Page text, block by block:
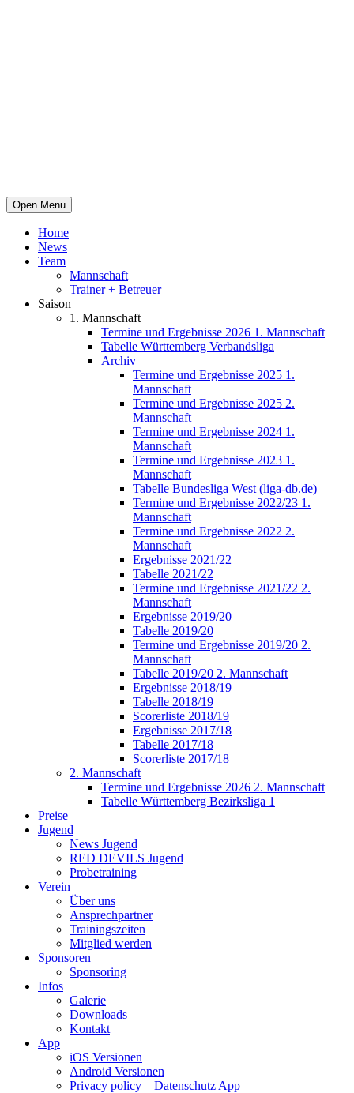
Open Menu
Home
News
Team
Mannschaft
Trainer + Betreuer
Saison
1. Mannschaft
Termine und Ergebnisse 2026 1. Mannschaft
Tabelle Württemberg Verbandsliga
Archiv
Termine und Ergebnisse 2025 1.
Mannschaft
Termine und Ergebnisse 2025 2.
Mannschaft
Termine und Ergebnisse 2024 1.
Mannschaft
Termine und Ergebnisse 2023 1.
Mannschaft
Tabelle Bundesliga West (liga-db.de)
Termine und Ergebnisse 2022/23 1.
Mannschaft
Termine und Ergebnisse 2022 2.
Mannschaft
Ergebnisse 2021/22
Tabelle 2021/22
Termine und Ergebnisse 2021/22 2.
Mannschaft
Ergebnisse 2019/20
Tabelle 2019/20
Termine und Ergebnisse 2019/20 2.
Mannschaft
Tabelle 2019/20 2. Mannschaft
Ergebnisse 2018/19
Tabelle 2018/19
Scorerliste 2018/19
Ergebnisse 2017/18
Tabelle 2017/18
Scorerliste 2017/18
2. Mannschaft
Termine und Ergebnisse 2026 2. Mannschaft
Tabelle Württemberg Bezirksliga 1
Preise
Jugend
News Jugend
RED DEVILS Jugend
Probetraining
Verein
Über uns
Ansprechpartner
Trainingszeiten
Mitglied werden
Sponsoren
Sponsoring
Infos
Galerie
Downloads
Kontakt
App
iOS Versionen
Android Versionen
Privacy policy – Datenschutz App